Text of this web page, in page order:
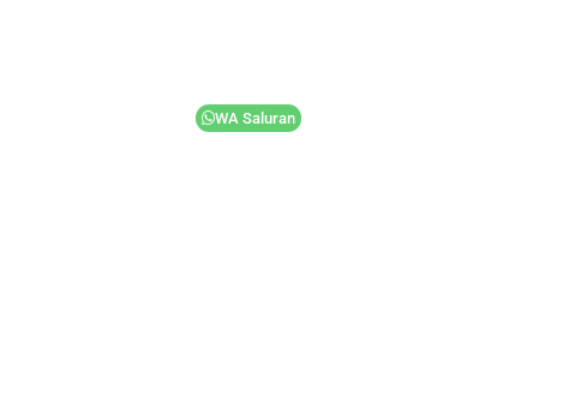
WA Saluran